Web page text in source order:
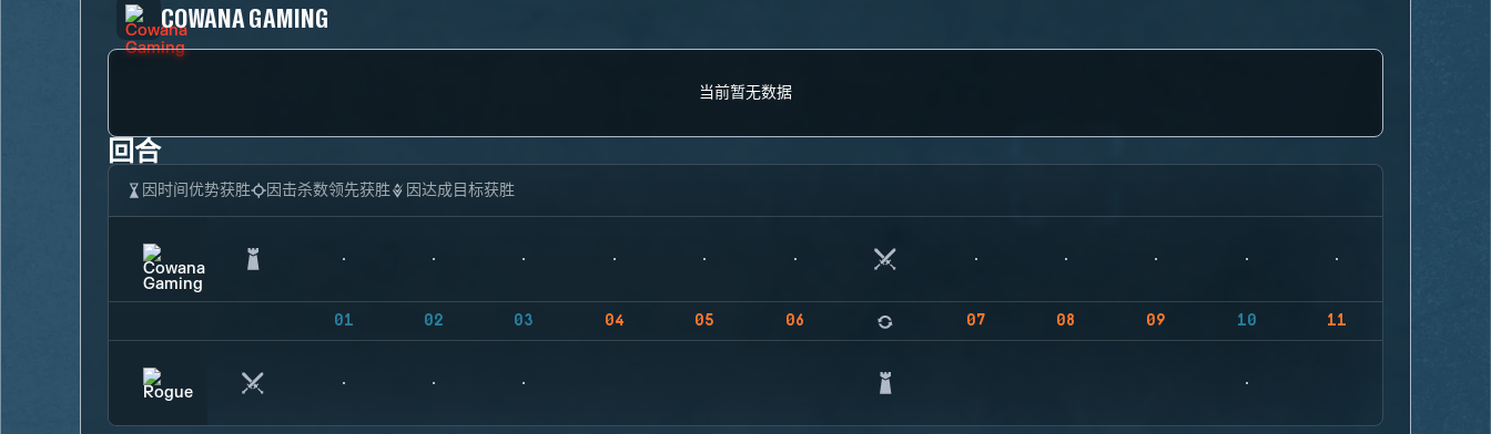
COWANA GAMING
当前暂无数据
回合
因时间优势获胜 因击杀数领先获胜 因达成目标获胜
01 02 03 04 05 06 07 08 09 10 11